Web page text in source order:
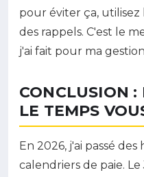
pour éviter ça, utilisez
des rappels. C'est le
j'ai fait pour ma
CONCLUSION :
LE TEMPS
En 2026, j'ai passé
calendriers de paie.